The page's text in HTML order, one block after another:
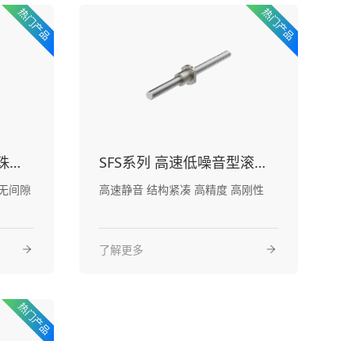
SFNU系列 强防尘型滚珠丝杠
设计 结构紧凑 高精度 无间隙
SFS系列 高速低噪音型滚珠丝杠
高速静音 结构紧凑 高精度 高刚性
了解更多